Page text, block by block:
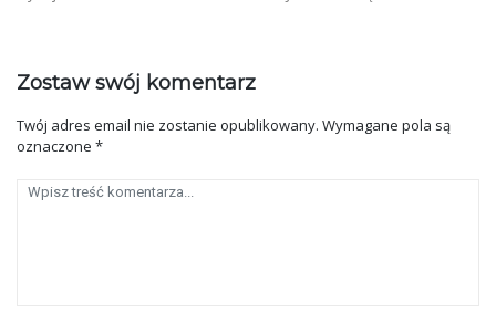
Zostaw swój komentarz
Twój adres email nie zostanie opublikowany. Wymagane pola są
oznaczone *